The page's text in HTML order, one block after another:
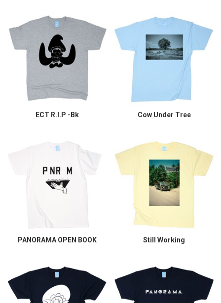
ECT R.I.P -Bk Cow Under Tree
PANORAMA OPEN BOOK Still Working